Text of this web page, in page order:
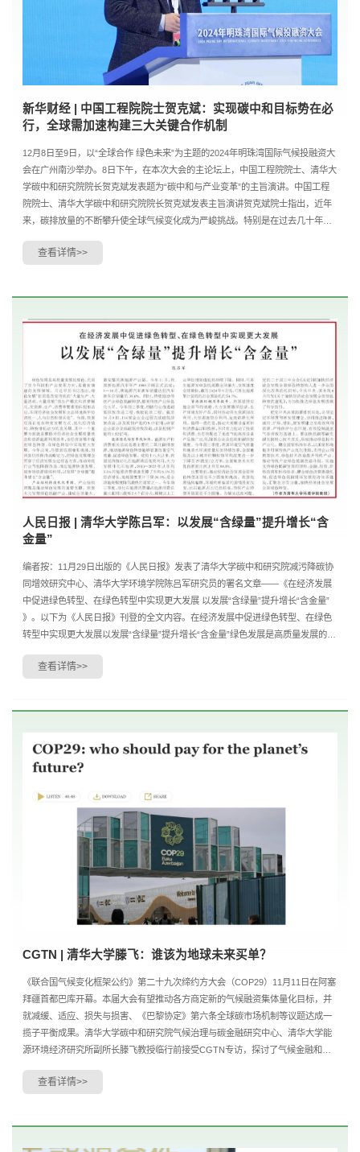
新华财经 | 中国工程院院士贺克斌：实现碳中和目标势在必
行，全球需加速构建三大关键合作机制
12月8日至9日，以“全球合作 绿色未来”为主题的2024年明珠湾国际气候投融资大
会在广州南沙举办。8日下午，在本次大会的主论坛上，中国工程院院士、清华大
学碳中和研究院院长贺克斌发表题为“碳中和与产业变革”的主旨演讲。中国工程
院院士、清华大学碳中和研究院院长贺克斌发表主旨演讲贺克斌院士指出，近年
来，碳排放量的不断攀升使全球气候变化成为严峻挑战。特别是在过去几十年，
查看详情>>
人民日报 | 清华大学陈吕军：以发展“含绿量”提升增长“含
金量”
编者按：11月29日出版的《人民日报》发表了清华大学碳中和研究院减污降碳协
同增效研究中心、清华大学环境学院陈吕军研究员的署名文章——《在经济发展
中促进绿色转型、在绿色转型中实现更大发展 以发展“含绿量”提升增长“含金量”
》。以下为《人民日报》刊登的全文内容。在经济发展中促进绿色转型、在绿色
转型中实现更大发展以发展“含绿量”提升增长“含金量”绿色发展是高质量发展的底
查看详情>>
CGTN | 清华大学滕飞：谁该为地球未来买单？
《联合国气候变化框架公约》第二十九次缔约方大会（COP29）11月11日在阿塞
拜疆首都巴库开幕。本届大会有望推动各方商定新的气候融资集体量化目标，并
就减缓、适应、损失与损害、《巴黎协定》第六条全球碳市场机制等议题达成一
揽子平衡成果。清华大学碳中和研究院气候治理与碳金融研究中心、清华大学能
源环境经济研究所副所长滕飞教授临行前接受CGTN专访，探讨了气候金融和碳
查看详情>>